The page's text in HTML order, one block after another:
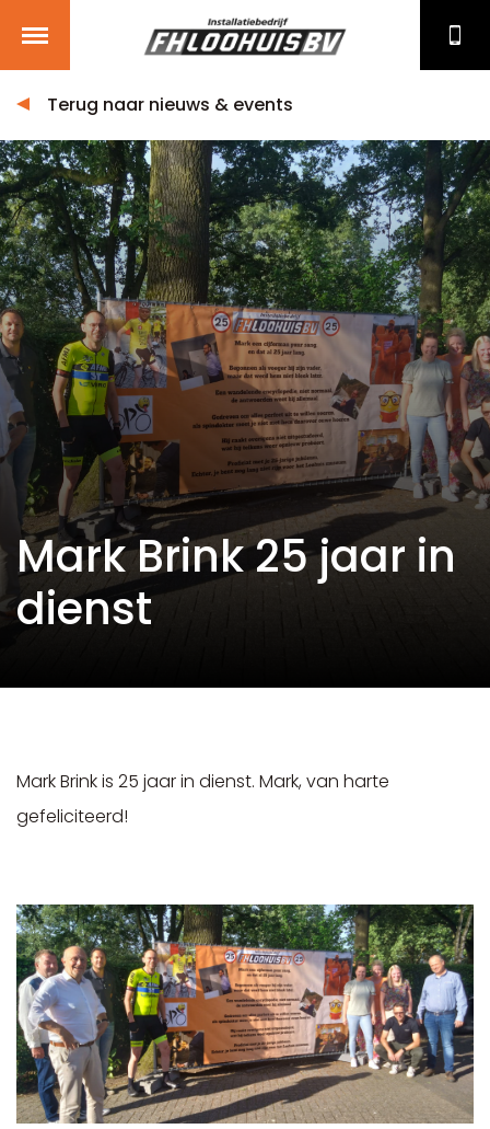
Terug naar nieuws & events
Mark Brink 25 jaar in
dienst
Mark Brink is 25 jaar in dienst. Mark, van harte
gefeliciteerd!